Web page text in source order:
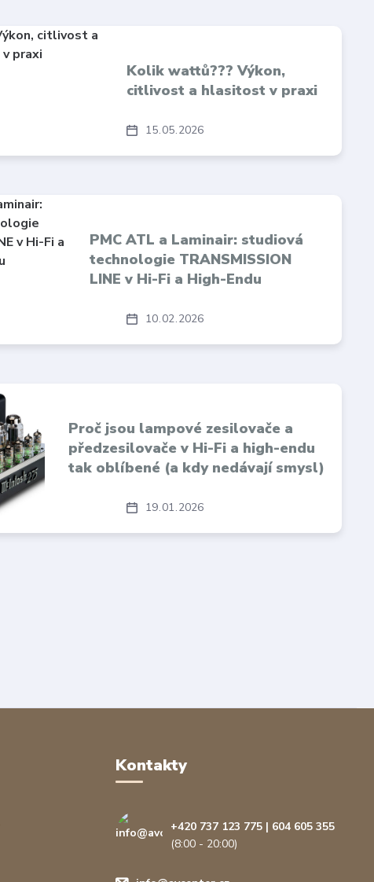
15 05 2026
Kolik wattů??? Výkon,
citlivost a hlasitost v praxi
10 02 2026
PMC ATL a Laminair: studiová
technologie TRANSMISSION
LINE v Hi-Fi a High-Endu
19 01 2026
Proč jsou lampové zesilovače a
předzesilovače v Hi-Fi a high-endu
tak oblíbené (a kdy nedávají smysl)
Kontakty
+420 737 123 775 | 604 605 355
(8:00 - 20:00)